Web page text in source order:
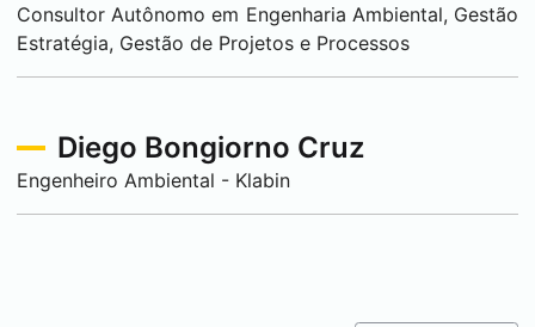
Consultor Autônomo em Engenharia Ambiental, Gestão
Estratégia, Gestão de Projetos e Processos
Diego Bongiorno Cruz
Engenheiro Ambiental - Klabin